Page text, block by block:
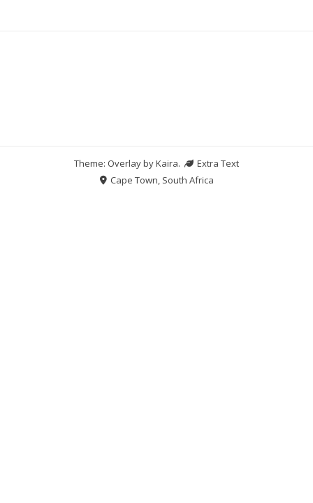
Theme: Overlay byKaira.
Extra Text
Cape Town, South Africa